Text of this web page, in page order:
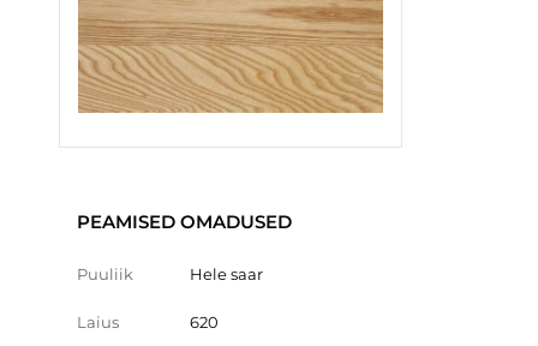
PEAMISED OMADUSED
Puuliik Hele saar
Laius 620